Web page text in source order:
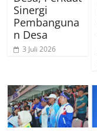
Sinergi
Pembanguna
n Desa
3 Juli 2026